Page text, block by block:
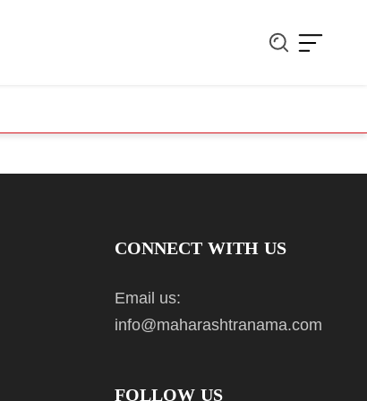
CONNECT WITH US
Email us:
info@maharashtranama.com